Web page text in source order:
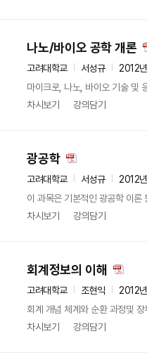
나노/바이오 공학 개론
고려대학교 서성규
2012
마이크로, 나노, 바이오 기술 및
차시보기
강의담기
광공학
고려대학교 서성규
2012
이 과목은 기본적인 광공학 이
차시보기
강의담기
회계정보의 이해
고려대학교 조현익
2012
회계 개념 체계와 순환 과정및
차시보기
강의담기